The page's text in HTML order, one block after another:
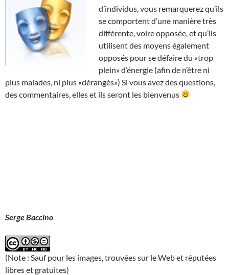
d’individus, vous remarquerez qu’ils
se comportent d’une manière très
différente, voire opposée, et qu’ils
utilisent des moyens également
opposés pour se défaire du «trop
plein» d’énergie (afin de n’être ni
plus malades, ni plus «dérangés») Si vous avez des questions,
des commentaires, elles et ils seront les bienvenus
Serge Baccino
(Note : Sauf pour les images, trouvées sur le Web et réputées
libres et gratuites)